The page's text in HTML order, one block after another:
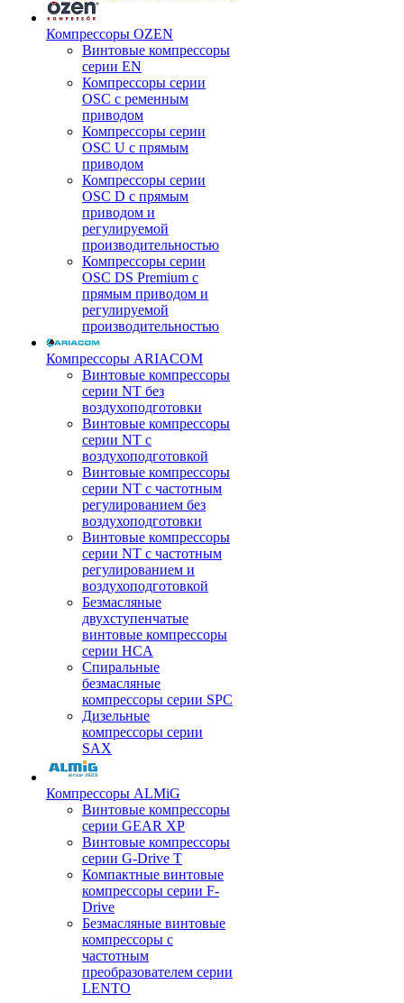
Компрессоры OZEN
Винтовые компрессоры
серии EN
Компрессоры серии
OSC с ременным
приводом
Компрессоры серии
OSC U с прямым
приводом
Компрессоры серии
OSC D с прямым
приводом и
регулируемой
производительностью
Компрессоры серии
OSC DS Premium с
прямым приводом и
регулируемой
производительностью
Компрессоры ARIACOM
Винтовые компрессоры
серии NT без
воздухоподготовки
Винтовые компрессоры
серии NT c
воздухоподготовкой
Винтовые компрессоры
серии NT с частотным
регулированием без
воздухоподготовки
Винтовые компрессоры
серии NT с частотным
регулированием и
воздухоподготовкой
Безмасляные
двухступенчатые
винтовые компрессоры
серии HCA
Спиральные
безмасляные
компрессоры серии SPC
Дизельные
компрессоры серии
SAX
Компрессоры ALMiG
Винтовые компрессоры
серии GEAR XP
Винтовые компрессоры
серии G-Drive T
Компактные винтовые
компрессоры серии F-
Drive
Безмасляные винтовые
компрессоры с
частотным
преобразователем серии
LENTO